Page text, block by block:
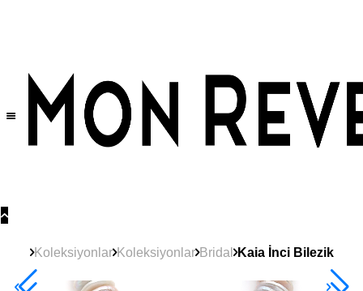
Koleksiyonlar Koleksiyonlar Bridal Kaia İnci Bilezik